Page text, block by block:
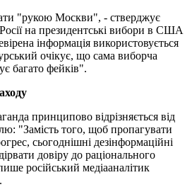
"рукою Москви", - стверджує
на президентські вибори в США
інформація використовується
очікує, що сама виборча
багато фейків".
принципово відрізняється від
"Замість того, щоб пропагувати
сьогоднішні дезінформаційні
довіру до раціонального
російський медіааналітик